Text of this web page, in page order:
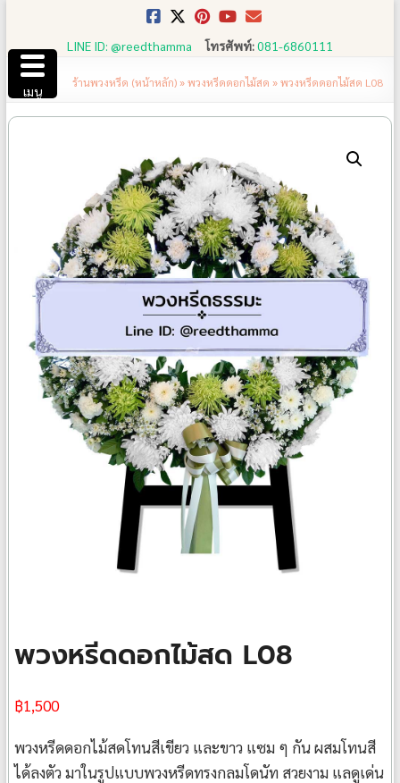
content
LINE ID: @reedthamma โทรศัพท์:081-6860111
ร้านพวงหรีด (หน้าหลัก)»พวงหรีดดอกไม้สด »พวงหรีดดอกไม้สด L08
พวงหรีดดอกไม้สด L08
฿1,500
พวงหรีดดอกไม้สดโทนสีเขียว และขาว แซม ๆ กัน ผสมโทนสี
ได้ลงตัว มาในรูปแบบพวงหรีดทรงกลมโดนัท สวยงาม แลดูเด่น
เมนู